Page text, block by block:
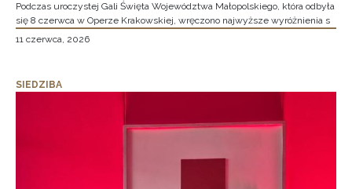
Podczas uroczystej Gali Święta Województwa Małopolskiego, która odbyła
się 8 czerwca w Operze Krakowskiej, wręczono najwyższe wyróżnienia s
11 czerwca, 2026
SIEDZIBA